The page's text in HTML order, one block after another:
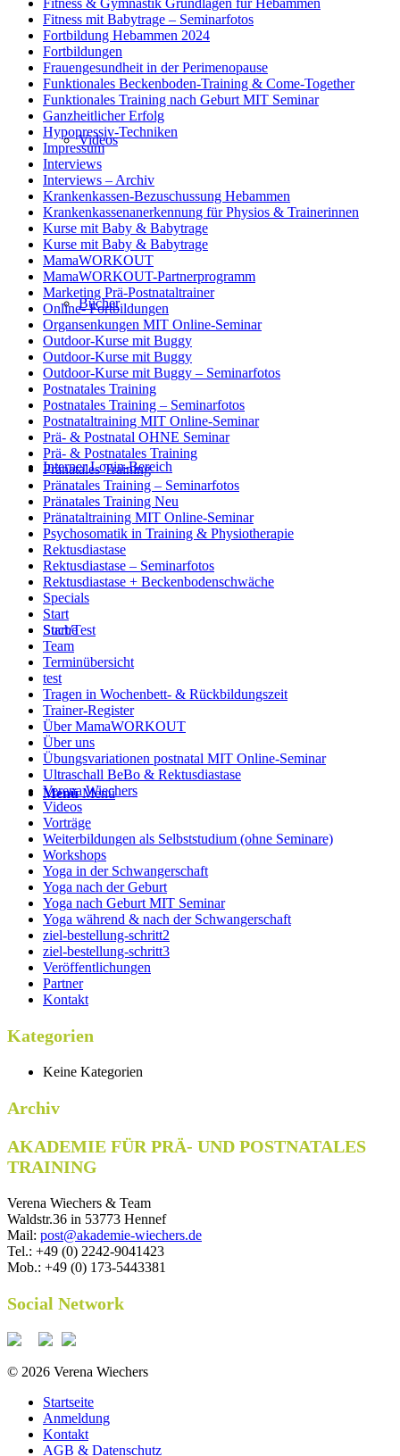
Videos
Bücher
Interner Login-Bereich
Suche
Menü Menü
Fitness & Gymnastik Grundlagen für Hebammen
Fitness mit Babytrage – Seminarfotos
Fortbildung Hebammen 2024
Fortbildungen
Frauengesundheit in der Perimenopause
Funktionales Beckenboden-Training & Come-Together
Funktionales Training nach Geburt MIT Seminar
Ganzheitlicher Erfolg
Hypopressiv-Techniken
Impressum
Interviews
Interviews – Archiv
Krankenkassen-Bezuschussung Hebammen
Krankenkassenanerkennung für Physios & Trainerinnen
Kurse mit Baby & Babytrage
Kurse mit Baby & Babytrage
MamaWORKOUT
MamaWORKOUT-Partnerprogramm
Marketing Prä-Postnataltrainer
Online- Fortbildungen
Organsenkungen MIT Online-Seminar
Outdoor-Kurse mit Buggy
Outdoor-Kurse mit Buggy
Outdoor-Kurse mit Buggy – Seminarfotos
Postnatales Training
Postnatales Training – Seminarfotos
Postnataltraining MIT Online-Seminar
Prä- & Postnatal OHNE Seminar
Prä- & Postnatales Training
Pränatales Training
Pränatales Training – Seminarfotos
Pränatales Training Neu
Pränataltraining MIT Online-Seminar
Psychosomatik in Training & Physiotherapie
Rektusdiastase
Rektusdiastase – Seminarfotos
Rektusdiastase + Beckenbodenschwäche
Specials
Start
Start/Test
Team
Terminübersicht
test
Tragen in Wochenbett- & Rückbildungszeit
Trainer-Register
Über MamaWORKOUT
Über uns
Übungsvariationen postnatal MIT Online-Seminar
Ultraschall BeBo & Rektusdiastase
Verena Wiechers
Videos
Vorträge
Weiterbildungen als Selbststudium (ohne Seminare)
Workshops
Yoga in der Schwangerschaft
Yoga nach der Geburt
Yoga nach Geburt MIT Seminar
Yoga während & nach der Schwangerschaft
ziel-bestellung-schritt2
ziel-bestellung-schritt3
Veröffentlichungen
Partner
Kontakt
Kategorien
Keine Kategorien
Archiv
AKADEMIE FÜR PRÄ- UND POSTNATALES
TRAINING
Verena Wiechers & Team
Waldstr.36 in 53773 Hennef
Mail: post@akademie-wiechers.de
Tel.: +49 (0) 2242-9041423
Mob.: +49 (0) 173-5443381
Social Network
© 2026 Verena Wiechers
Startseite
Anmeldung
Kontakt
AGB & Datenschutz